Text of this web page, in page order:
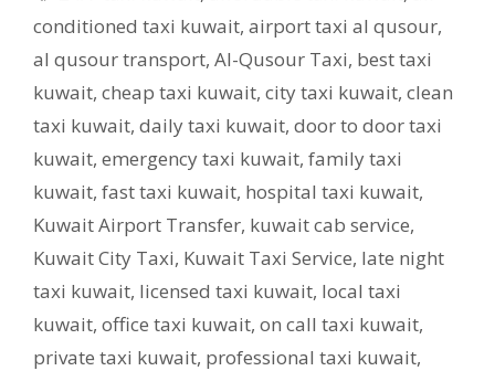
conditioned taxi kuwait, airport taxi al qusour,
al qusour transport, Al-Qusour Taxi, best taxi
kuwait, cheap taxi kuwait, city taxi kuwait, clean
taxi kuwait, daily taxi kuwait, door to door taxi
kuwait, emergency taxi kuwait, family taxi
kuwait, fast taxi kuwait, hospital taxi kuwait,
Kuwait Airport Transfer, kuwait cab service,
Kuwait City Taxi, Kuwait Taxi Service, late night
taxi kuwait, licensed taxi kuwait, local taxi
kuwait, office taxi kuwait, on call taxi kuwait,
private taxi kuwait, professional taxi kuwait,